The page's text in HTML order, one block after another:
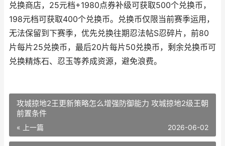
兑换商店，25元档+1980点券补级可获取500个兑换币，
198元档可获取400个兑换币。兑换币仅限当前赛季运用，
无法保留到下赛季，优先兑换往期忍法帖S忍碎片，前80
片每片25兑换币，最后20片每片50兑换币，剩余兑换币可
兑换精炼石、忍玉等养成资源，避免浪费。
攻城掠地2王更新策略怎么增强防御能力 攻城掠地2级王朝
前置条件
« 上一篇 2026-06-02